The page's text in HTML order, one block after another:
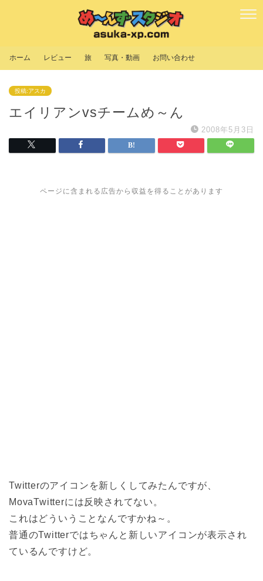
ホーム レビュー 旅 写真・動画 お問い合わせ
投稿:アスカ
エイリアンvsチームめ～ん
2008年5月3日
ページに含まれる広告から収益を得ることがあります
Twitterのアイコンを新しくしてみたんですが、
MovaTwitterには反映されてない。
これはどういうことなんですかね～。
普通のTwitterではちゃんと新しいアイコンが表示され
ているんですけど。